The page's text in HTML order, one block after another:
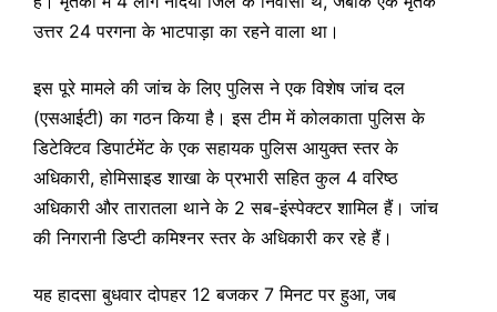
उत्तर 24 परगना के भाटपाड़ा का रहने वाला था।
इस पूरे मामले की जांच के लिए पुलिस ने एक विशेष जांच दल
(एसआईटी) का गठन किया है। इस टीम में कोलकाता पुलिस के
डिटेक्टिव डिपार्टमेंट के एक सहायक पुलिस आयुक्त स्तर के
अधिकारी, होमिसाइड शाखा के प्रभारी सहित कुल 4 वरिष्ठ
अधिकारी और तारातला थाने के 2 सब-इंस्पेक्टर शामिल हैं। जांच
की निगरानी डिप्टी कमिश्नर स्तर के अधिकारी कर रहे हैं।
यह हादसा बुधवार दोपहर 12 बजकर 7 मिनट पर हुआ, जब